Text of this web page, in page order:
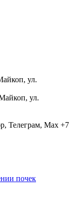
ул.
ул.
Телеграм, Мах +7
почек